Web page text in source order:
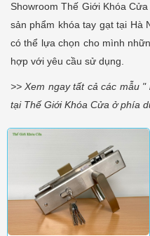
Showroom Thế Giới Khóa
sản phẩm khóa tay gạt tại Hà
có thể lựa chọn cho mình
hợp với yêu cầu sử dụng.
>> Xem ngay tất cả các mẫu "
tại Thế Giới Khóa Cửa ở phía